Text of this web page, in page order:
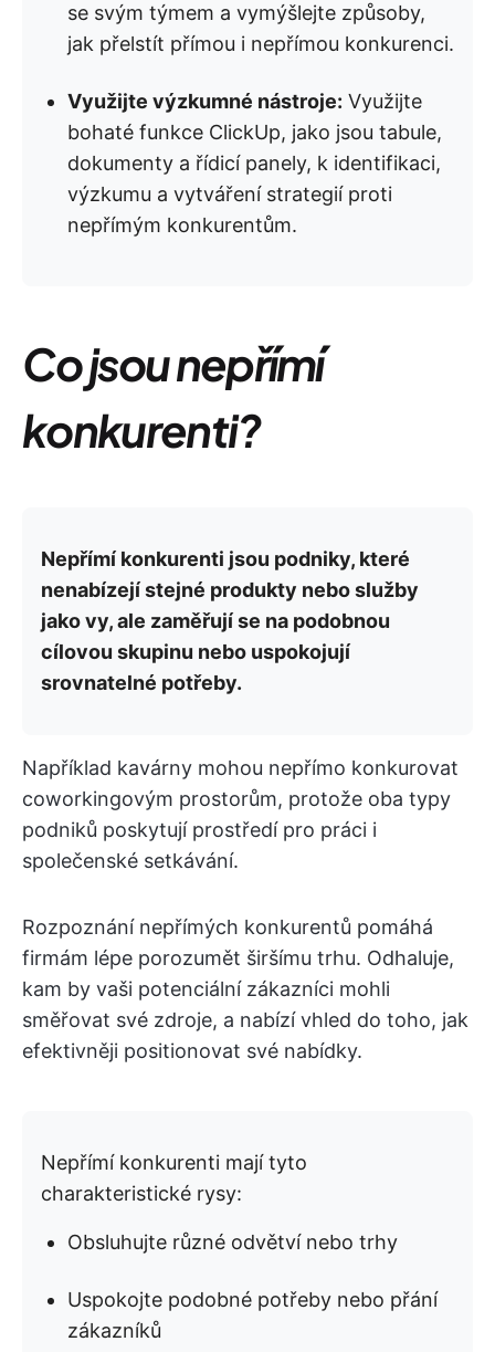
se svým týmem a vymýšlejte způsoby,
jak přelstít přímou i nepřímou konkurenci.
Využijte výzkumné nástroje: Využijte
bohaté funkce ClickUp, jako jsou tabule,
dokumenty a řídicí panely, k identifikaci,
výzkumu a vytváření strategií proti
nepřímým konkurentům.
Co jsou nepřímí
konkurenti?
Nepřímí konkurenti jsou podniky, které
nenabízejí stejné produkty nebo služby
jako vy, ale zaměřují se na podobnou
cílovou skupinu nebo uspokojují
srovnatelné potřeby.
Například kavárny mohou nepřímo konkurovat
coworkingovým prostorům, protože oba typy
podniků poskytují prostředí pro práci i
společenské setkávání.
Rozpoznání nepřímých konkurentů pomáhá
firmám lépe porozumět širšímu trhu. Odhaluje,
kam by vaši potenciální zákazníci mohli
směřovat své zdroje, a nabízí vhled do toho, jak
efektivněji positionovat své nabídky.
Nepřímí konkurenti mají tyto
charakteristické rysy:
Obsluhujte různé odvětví nebo trhy
Uspokojte podobné potřeby nebo přání
zákazníků